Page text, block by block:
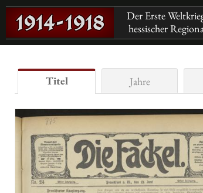
Der Erste
hessischer
Titel Jahre